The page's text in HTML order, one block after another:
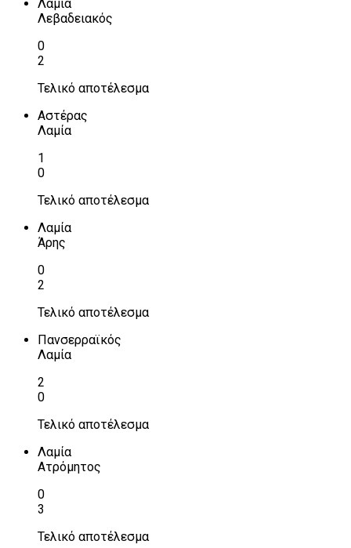
Λαμία
Λεβαδειακός
0
2
Τελικό αποτέλεσμα
Αστέρας
Λαμία
1
0
Τελικό αποτέλεσμα
Λαμία
Άρης
0
2
Τελικό αποτέλεσμα
Πανσερραϊκός
Λαμία
2
0
Τελικό αποτέλεσμα
Λαμία
Ατρόμητος
0
3
Τελικό αποτέλεσμα